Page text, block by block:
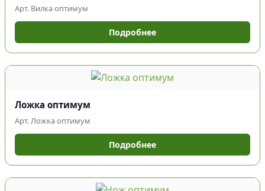
Арт. Вилка оптимум
Подробнее
Ложка оптимум
Арт. Ложка оптимум
Подробнее